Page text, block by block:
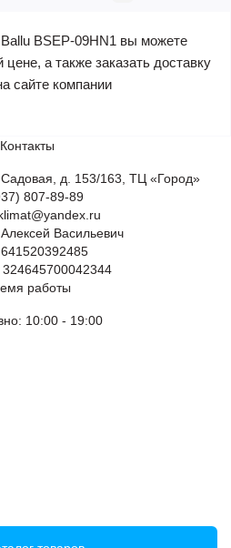
BSEP-09HN1 вы можете
цене, а также заказать доставку
сайте компании
Контакты
д. 153/163, ТЦ «Город»
807-89-89
Васильевич
работы
10:00 - 19:00